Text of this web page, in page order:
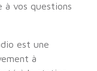
à vos questions
est une
à